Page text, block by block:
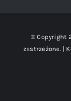
© Copyright
zastrzeżone. |